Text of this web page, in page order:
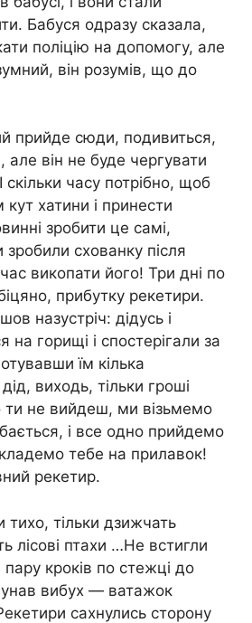
Бабуся одразу сказала,
поліцію на допомогу, але
він розумів, що до
прийде сюди, подивиться,
але він не буде чергувати
скільки часу потрібно, щоб
хатини і принести
зробити це самі,
схованку після
викопати його! Три дні по
прибутку рекетири.
назустріч: дідусь і
на горищі і спостерігали за
їм кілька
виходь, тільки гроші
не вийдеш, ми візьмемо
і все одно прийдемо
тебе на прилавок!
рекетир.
тільки дзижчать
лісові птахи …Не встигли
кроків по стежці до
вибух — ватажок
сахнулись сторону